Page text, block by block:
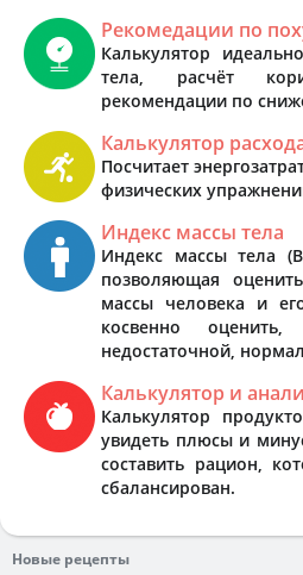
Рекомедации по
Калькулятор
тела, расчёт
рекомендации по
Калькулятор
Посчитает
физических
Индекс массы тела
Индекс массы тела
позволяющая
массы человека и
косвенно
недостаточной,
Калькулятор и
Калькулятор
увидеть плюсы и
составить рацион,
сбалансирован.
Новые рецепты